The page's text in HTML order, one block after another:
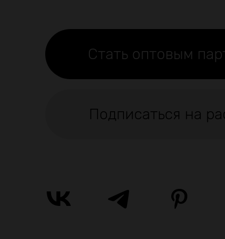
Стать оптовым
Подписаться на